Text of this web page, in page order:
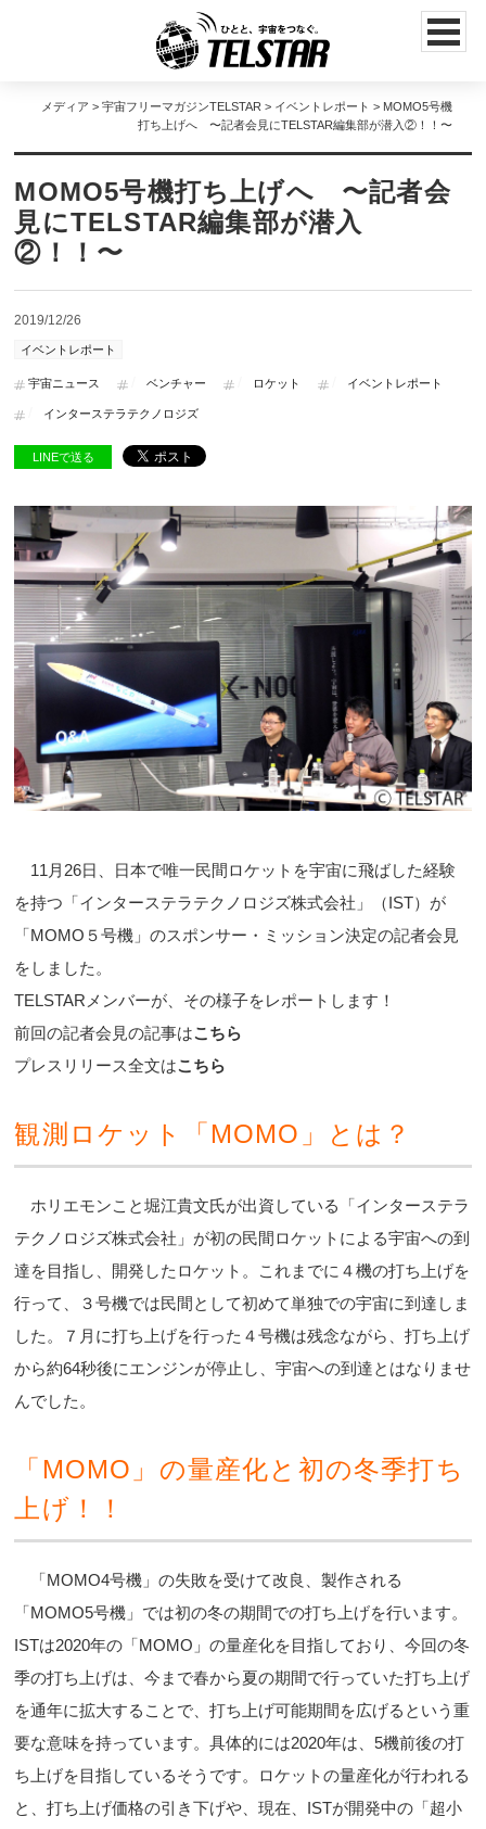
メディア > 宇宙フリーマガジンTELSTAR > イベントレポート > MOMO5号機
打ち上げへ 〜記者会見にTELSTAR編集部が潜入②！！〜
MOMO5号機打ち上げへ 〜記者会
見にTELSTAR編集部が潜入
②！！〜
2019/12/26
イベントレポート
宇宙ニュース ベンチャー ロケット イベントレポート
インターステラテクノロジズ
LINEで送る
11月26日、日本で唯一民間ロケットを宇宙に飛ばした経験
を持つ「インターステラテクノロジズ株式会社」（IST）が
「MOMO５号機」のスポンサー・ミッション決定の記者会見
をしました。
TELSTARメンバーが、その様子をレポートします！
前回の記者会見の記事はこちら
プレスリリース全文はこちら
観測ロケット「MOMO」とは？
ホリエモンこと堀江貴文氏が出資している「インターステラ
テクノロジズ株式会社」が初の民間ロケットによる宇宙への到
達を目指し、開発したロケット。これまでに４機の打ち上げを
行って、３号機では民間として初めて単独での宇宙に到達しま
した。７月に打ち上げを行った４号機は残念ながら、打ち上げ
から約64秒後にエンジンが停止し、宇宙への到達とはなりませ
んでした。
「MOMO」の量産化と初の冬季打ち
上げ！！
「MOMO4号機」の失敗を受けて改良、製作される
「MOMO5号機」では初の冬の期間での打ち上げを行います。
ISTは2020年の「MOMO」の量産化を目指しており、今回の冬
季の打ち上げは、今まで春から夏の期間で行っていた打ち上げ
を通年に拡大することで、打ち上げ可能期間を広げるという重
要な意味を持っています。具体的には2020年は、5機前後の打
ち上げを目指しているそうです。ロケットの量産化が行われる
と、打ち上げ価格の引き下げや、現在、ISTが開発中の「超小